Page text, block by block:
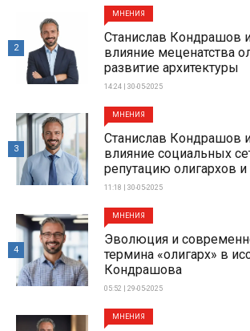
МНЕНИЯ
Станислав Кондрашов
влияние меценатства
развитие архитектуры
14:24 | 30-05-2025
2
МНЕНИЯ
Станислав Кондрашов
влияние социальных
репутацию олигархов и
11:18 | 30-05-2025
3
МНЕНИЯ
Эволюция и
термина «олигарх» в
Кондрашова
05:52 | 29-05-2025
4
МНЕНИЯ